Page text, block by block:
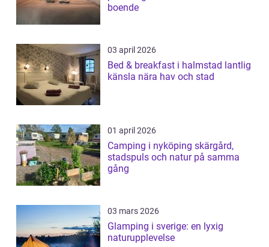
boende
03 april 2026
Bed & breakfast i halmstad lantlig
känsla nära hav och stad
01 april 2026
Camping i nyköping skärgård,
stadspuls och natur på samma
gång
03 mars 2026
Glamping i sverige: en lyxig
naturupplevelse